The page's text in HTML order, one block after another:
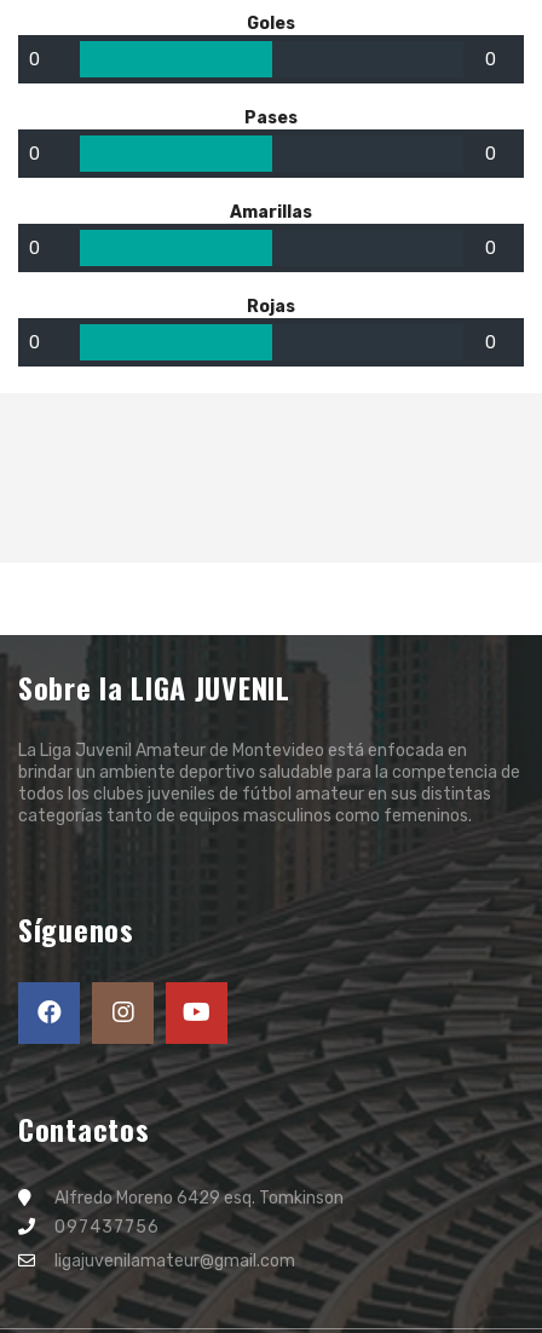
Goles
0 0
Pases
0 0
Amarillas
0 0
Rojas
0 0
Sobre la LIGA JUVENIL
La Liga Juvenil Amateur de Montevideo está enfocada en
brindar un ambiente deportivo saludable para la competencia de
todos los clubes juveniles de fútbol amateur en sus distintas
categorías tanto de equipos masculinos como femeninos.
Síguenos
Contactos
Alfredo Moreno 6429 esq. Tomkinson
097437756
ligajuvenilamateur@gmail.com